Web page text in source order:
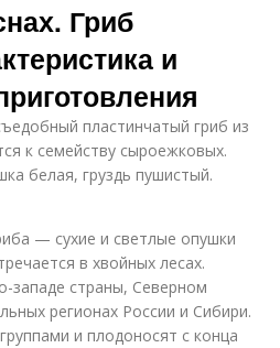
Гриб
и
пластинчатый гриб из
к семейству сыроежковых.
белая, груздь пушистый.
— сухие и светлые опушки
в хвойных лесах.
западе страны, Северном
регионах России и Сибири.
и плодоносят с конца